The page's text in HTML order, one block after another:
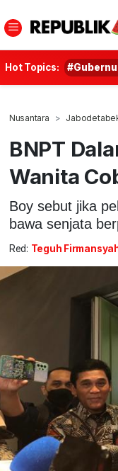
Hot Topics:
Nusantara
BNPT
Wanita
Boy sebut jika
bawa senjata
Red: Teguh